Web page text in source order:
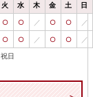
火 水 木 金 土 日
○ ○ ／ ○ ○ ／
○ ○ ／ ○ ○ ／
日